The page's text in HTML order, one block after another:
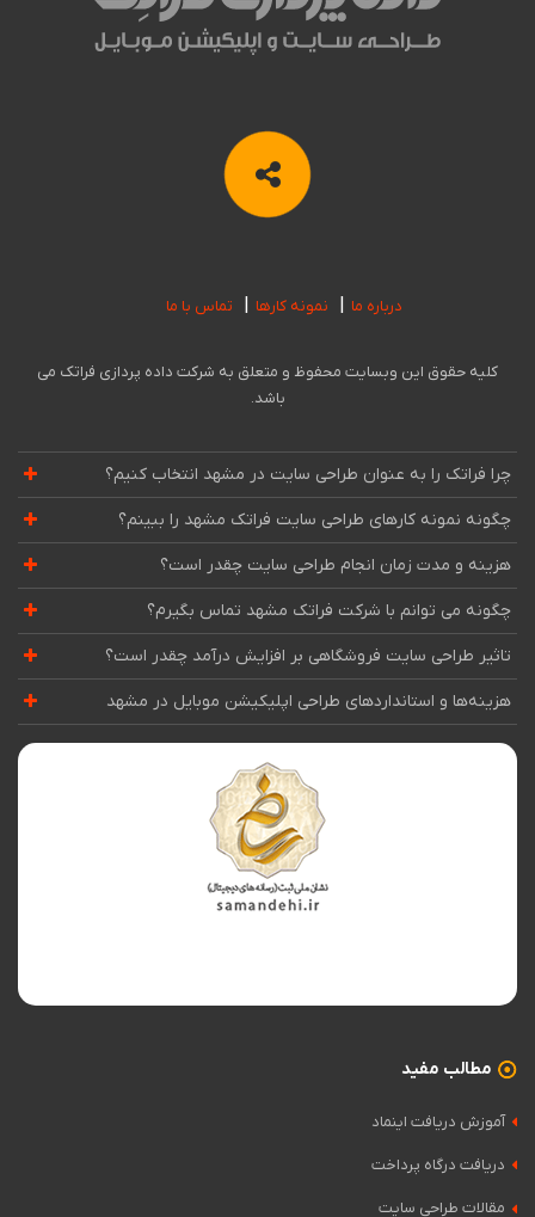
درباره ما نمونه کارها تماس با ما
کلیه حقوق این وبسایت محفوظ و متعلق به شرکت داده پردازی فراتک می
باشد.
چرا فراتک را به عنوان طراحی سایت در مشهد انتخاب کنیم؟
چگونه نمونه کارهای طراحی سایت فراتک مشهد را ببینم؟
هزینه و مدت زمان انجام طراحی سایت چقدر است؟
چگونه می توانم با شرکت فراتک مشهد تماس بگیرم؟
تاثیر طراحی سایت فروشگاهی بر افزایش درآمد چقدر است؟
هزینه‌ها و استانداردهای طراحی اپلیکیشن موبایل در مشهد
مطالب مفید
آموزش دریافت اینماد
دریافت درگاه پرداخت
مقالات طراحی سایت